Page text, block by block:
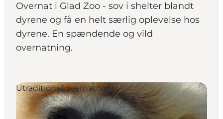
Byer
Events
Udforsk
Overnat i Glad Zoo - sov i shelter blandt
dyrene og få en helt særlig oplevelse hos
dyrene. En spændende og vild
overnatning.
Utraditionel overnatning